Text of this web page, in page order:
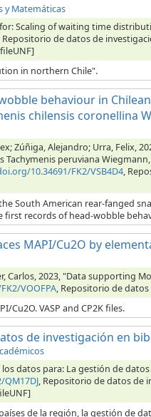
y Matemáticas
Scaling of waiting time
Repositorio de datos de
in northern Chile".
behaviour in
chilensis coronellina
Zúñiga, Alejandro; Urra,
peruviana
10.34691/FK2/VSB4D4,
South American rear-fanged
records of head-wobble
MAPI/Cu2O by
Carlos, 2023, "Data supporting
VOOFPA, Repositorio de datos
VASP and CP2K files.
de investigación en
datos para: La gestión de
, Repositorio de datos de
de la región, la gestión de